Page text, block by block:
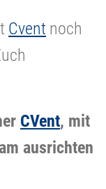
Cvent noch
CVent, mit
ausrichten